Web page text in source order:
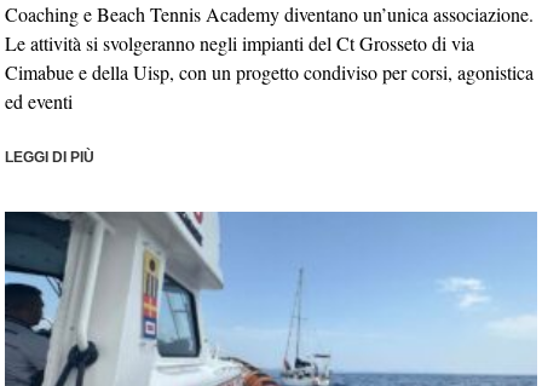
Coaching e Beach Tennis Academy diventano un’unica associazione.
Le attività si svolgeranno negli impianti del Ct Grosseto di via
Cimabue e della Uisp, con un progetto condiviso per corsi, agonistica
ed eventi
LEGGI DI PIÙ